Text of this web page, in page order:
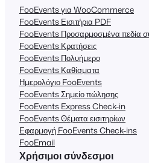
FooEvents για WooCommerce
FooEvents Εισιτήρια PDF
FooEvents Προσαρμοσμένα πεδία
FooEvents Κρατήσεις
FooEvents Πολυήμερο
FooEvents Καθίσματα
Ημερολόγιο FooEvents
FooEvents Σημείο πώλησης
FooEvents Express Check-in
FooEvents Θέματα εισιτηρίων
Εφαρμογή FooEvents Check-ins
FooEmail
Χρήσιμοι σύνδεσμοι